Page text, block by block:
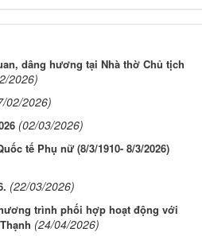
dâng hương tại Nhà thờ Chủ tịch
2026)
02/2026)
(02/03/2026)
tế Phụ nữ (8/3/1910- 8/3/2026)
(22/03/2026)
trình phối hợp hoạt động với
(24/04/2026)